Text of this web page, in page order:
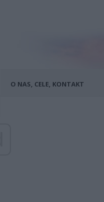
O NAS, CELE, KONTAKT